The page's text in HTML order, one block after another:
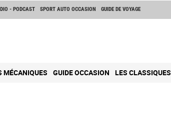
- PODCAST SPORT AUTO OCCASION GUIDE DE VOYAGE
MÉCANIQUES GUIDE OCCASION LES CLASSIQUES